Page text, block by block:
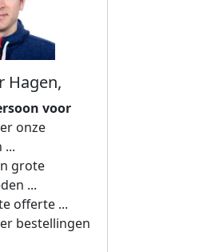
Hagen,
voor
onze
...
grote
...
offerte ...
bestellingen